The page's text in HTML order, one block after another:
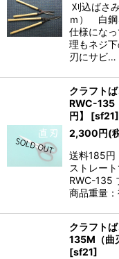
刈込ばさ
ｍ） 白鋼
仕様にな
理もネジ
刃にサビ…
クラフト
RWC-135
円】
[sf21]
2,300円(
送料185円
ストレー
RWC-135
商品重量
クラフト
135M（曲
[sf21]